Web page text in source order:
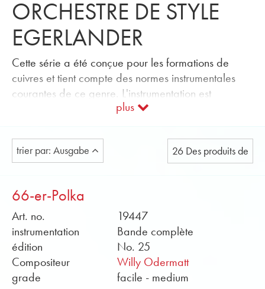
ORCHESTRE DE STYLE
EGERLANDER
Cette série a été conçue pour les formations de
cuivres et tient compte des normes instrumentales
courantes de ce genre. L'instrumentation est
clairement structurée et permet d'obtenir un son
Un ensemble standard est fourni, avec des parties
supplémentaires disponibles en alternative. Celles-ci
existant ou échangées selon les besoins.
Instrumentation
Standard :
1 clarinette en mi bémol • 2 clarinettes I en si
bémol • 2 clarinettes II en si bémol • 1 trompette
en si bémol • 2 bugles I en si bémol • 2 bugles II
plus
trier par: Ausgabe 26 Des produits de
66-er-Polka
Art. no.
19447
instrumentation
Bande complète
édition
No. 25
Compositeur
Willy Odermatt
grade
facile - medium